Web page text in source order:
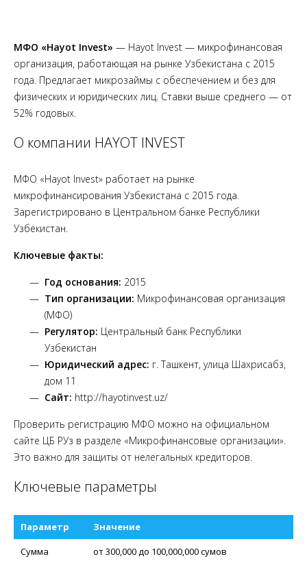
МФО «Hayot Invest» — Hayot Invest — микрофинансовая
организация, работающая на рынке Узбекистана с 2015
года. Предлагает микрозаймы с обеспечением и без для
физических и юридических лиц. Ставки выше среднего — от
52% годовых.
О компании HAYOT INVEST
МФО «Hayot Invest» работает на рынке
микрофинансирования Узбекистана с 2015 года.
Зарегистрировано в Центральном банке Республики
Узбекистан.
Ключевые факты:
Год основания: 2015
Тип организации: Микрофинансовая организация
(МФО)
Регулятор: Центральный банк Республики
Узбекистан
Юридический адрес: г. Ташкент, улица Шахрисабз,
дом 11
Сайт: http://hayotinvest.uz/
Проверить регистрацию МФО можно на официальном
сайте ЦБ РУз в разделе «Микрофинансовые организации».
Это важно для защиты от нелегальных кредиторов.
Ключевые параметры
Параметр
Значение
Сумма
от 300,000 до 100,000,000 сумов